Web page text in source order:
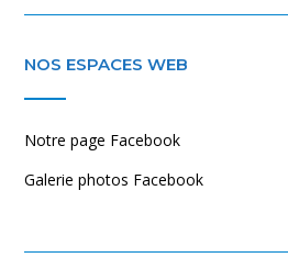
NOS ESPACES WEB
Notre page Facebook
Galerie photos Facebook